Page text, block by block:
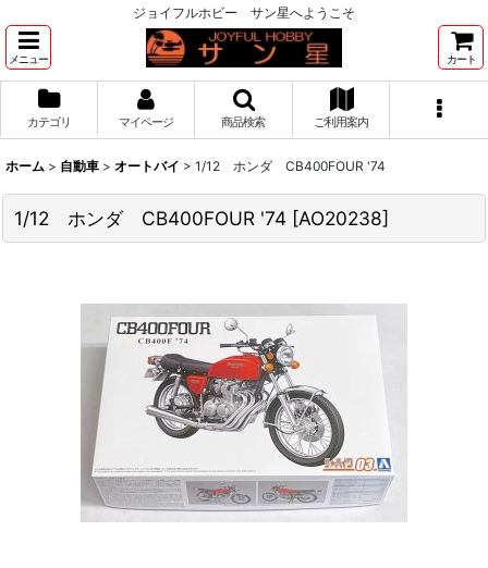
ジョイフルホビー サン星へようこそ
メニュー カート
カテゴリ マイページ 商品検索 ご利用案内
ホーム > 自動車 > オートバイ > 1/12 ホンダ CB400FOUR '74
1/12 ホンダ CB400FOUR '74 [AO20238]